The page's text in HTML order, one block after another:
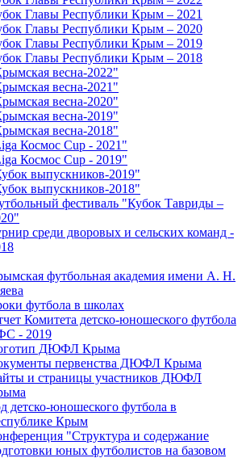
Главы Республики Крым – 2021
Главы Республики Крым – 2020
Главы Республики Крым – 2019
Главы Республики Крым – 2018
весна-2022"
весна-2021"
весна-2020"
весна-2019"
весна-2018"
Космос Cup - 2021"
Космос Cup - 2019"
выпускников-2019"
выпускников-2018"
фестиваль "Кубок Тавриды –
среди дворовых и сельских команд -
футбольная академия имени А. Н.
футбола в школах
Комитета детско-юношеского футбола
- 2019
ДЮФЛ Крыма
первенства ДЮФЛ Крыма
и страницы участников ДЮФЛ
детско-юношеского футбола в
Крым
"Структура и содержание
юных футболистов на базовом